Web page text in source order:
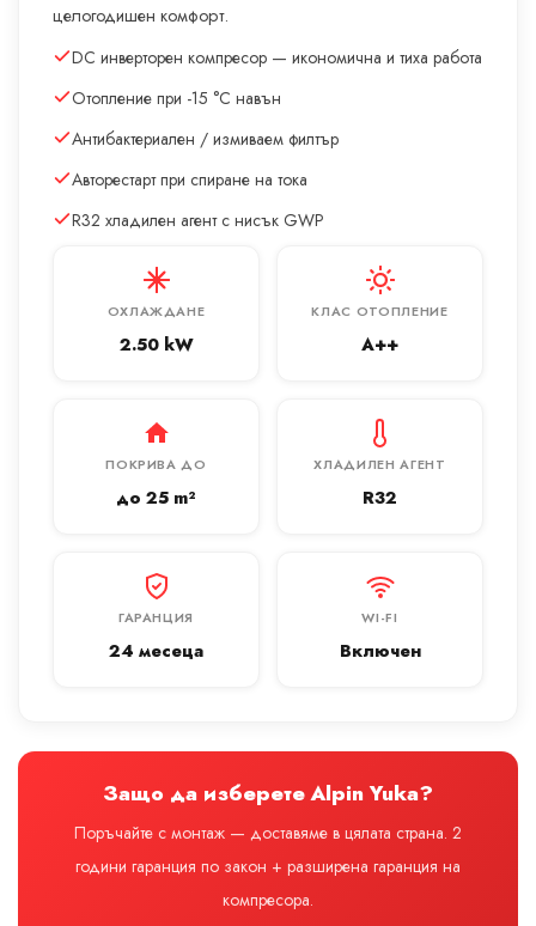
целогодишен комфорт.
DC инверторен компресор — икономична и тиха работа
Отопление при -15 °C навън
Антибактериален / измиваем филтър
Авторестарт при спиране на тока
R32 хладилен агент с нисък GWP
ОХЛАЖДАНЕ
2.50 kW
КЛАС ОТОПЛЕНИЕ
A++
ПОКРИВА ДО
до 25 m²
ХЛАДИЛЕН АГЕНТ
R32
ГАРАНЦИЯ
24 месеца
WI-FI
Включен
Защо да изберете Alpin Yuka?
Поръчайте с монтаж — доставяме в цялата страна. 2
години гаранция по закон + разширена гаранция на
компресора.